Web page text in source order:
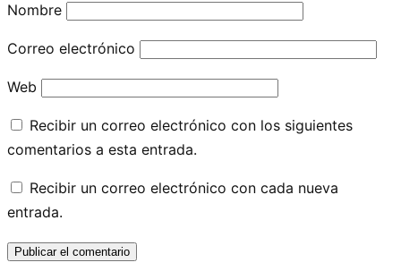
Nombre
Correo electrónico
Web
Recibir un correo electrónico con los siguientes
comentarios a esta entrada.
Recibir un correo electrónico con cada nueva
entrada.